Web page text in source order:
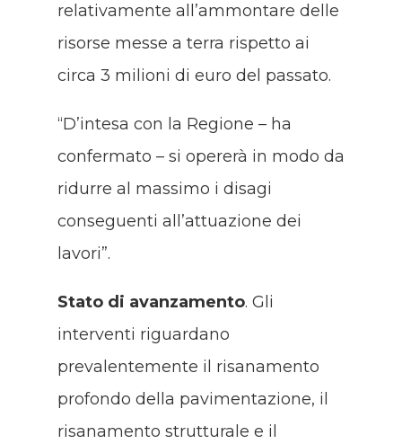
relativamente all’ammontare delle
risorse messe a terra rispetto ai
circa 3 milioni di euro del passato.
“D’intesa con la Regione – ha
confermato – si opererà in modo da
ridurre al massimo i disagi
conseguenti all’attuazione dei
lavori”.
Stato di avanzamento. Gli
interventi riguardano
prevalentemente il risanamento
profondo della pavimentazione, il
risanamento strutturale e il